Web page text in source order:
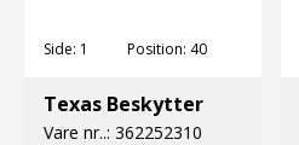
Side: 1 Position: 40
Texas Beskytter
Vare nr..: 362252310